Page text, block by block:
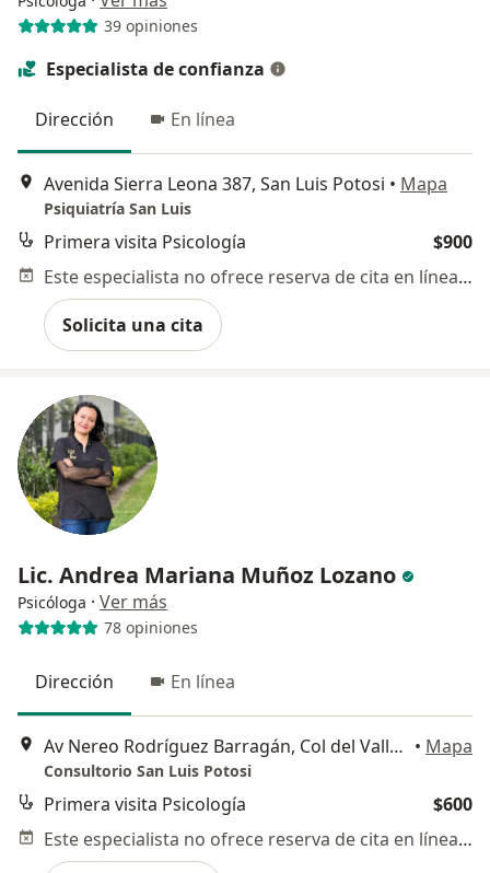
39 opiniones
Especialista de confianza
Dirección En línea
Avenida Sierra Leona 387, San Luis Potosi • Mapa
Psiquiatría San Luis
Primera visita Psicología
$900
Este especialista no ofrece reserva de cita en línea en esta dirección.
Solicita una cita
Lic. Andrea Mariana Muñoz Lozano
Psicóloga · Ver más
78 opiniones
Dirección En línea
Av Nereo Rodríguez Barragán, Col del Valle, 78200 San Luis Potosí, S.L.P., San Luis Potosi • Mapa
Consultorio San Luis Potosi
Primera visita Psicología
$600
Este especialista no ofrece reserva de cita en línea en esta dirección.